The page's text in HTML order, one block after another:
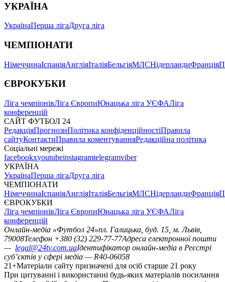
УКРАЇНА
УкраїнаПерша лігаДруга ліга
ЧЕМПІОНАТИ
НімеччинаІспаніяАнгліяІталіяБельгіяМЛСНідерландиФранція
ЄВРОКУБКИ
Ліга чемпіонівЛіга ЄвропиЮнацька ліга УЄФАЛіга
конференцій
САЙТ ФУТБОЛ 24
РедакціяПрогнозиПолітика конфіденційностіПравила
сайтуКонтактиПравила коментуванняРедакційна політика
Соціальні мережі
facebookxyoutubeinstagramtelegramviber
УКРАЇНА
УкраїнаПерша лігаДруга ліга
ЧЕМПІОНАТИ
НімеччинаІспаніяАнгліяІталіяБельгіяМЛСНідерландиФранція
ЄВРОКУБКИ
Ліга чемпіонівЛіга ЄвропиЮнацька ліга УЄФАЛіга
конференцій
Онлайн-медіа «Футбол 24»пл. Галицька, буд. 15, м. Львів,
79008Телефон +380 (32) 229-77-77Адреса електронної пошти
— legal@24tv.com.uaІдентифікатор онлайн-медіа в Реєстрі
суб’єктів у сфері медіа — R40-06058
21+Матеріали сайту призначені для осіб старше 21 року
При цитуванні і використанні будь-яких матеріалів посилання